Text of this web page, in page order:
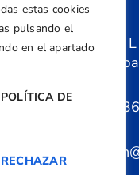
estas cookies
pulsando el
en el apartado
POLÍTICA DE
RECHAZAR
Dirección
Centre de
Nº 5,
+34 961